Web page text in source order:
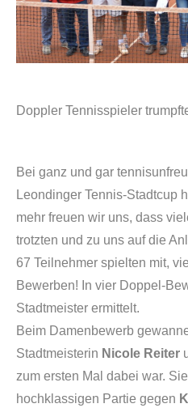
Doppler Tennisspieler
Bei ganz und gar
Leondinger Tennis-Stadtcup
mehr freuen wir uns, dass
trotzten und zu uns auf die
67 Teilnehmer spielten mit,
Bewerben! In vier Doppel-
Stadtmeister ermittelt.
Beim Damenbewerb
Stadtmeisterin Nicole Reiter
zum ersten Mal dabei war.
hochklassigen Partie gegen